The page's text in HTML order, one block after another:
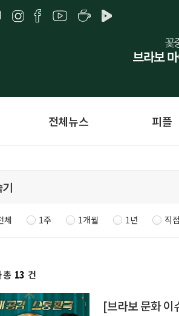
전체뉴스 피플
체 1주 1개월 1년 직
총 13 건
[브라보 문화 이